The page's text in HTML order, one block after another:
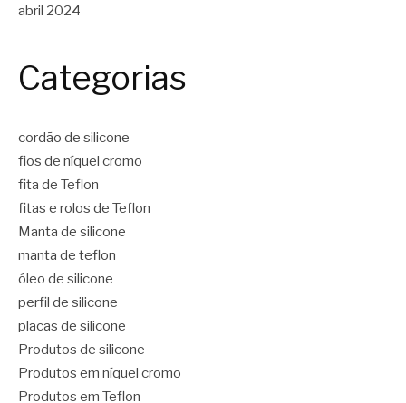
abril 2024
Categorias
cordão de silicone
fios de níquel cromo
fita de Teflon
fitas e rolos de Teflon
Manta de silicone
manta de teflon
óleo de silicone
perfil de silicone
placas de silicone
Produtos de silicone
Produtos em níquel cromo
Produtos em Teflon